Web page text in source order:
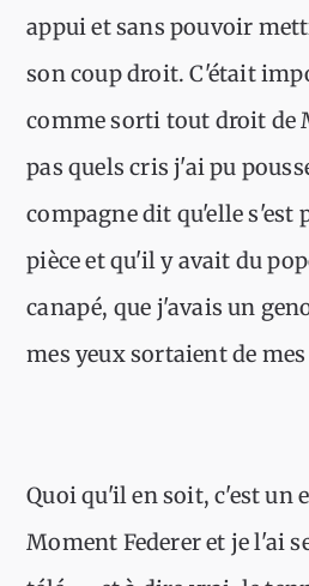
appui et sans pouvoir
son coup droit. C'était
comme sorti tout droit de
pas quels cris j'ai pu
compagne dit qu'elle s'est
pièce et qu'il y avait du
canapé, que j'avais un
mes yeux sortaient de
Quoi qu'il en soit, c'est un
Moment Federer et je l'ai